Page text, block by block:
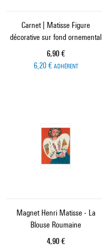
Carnet | Matisse Figure
décorative sur fond ornemental
Prix ​​actuel
6,90 €
6,20 € ADHÉRENT
Magnet Henri Matisse - La
Blouse Roumaine
Prix ​​actuel
4,90 €